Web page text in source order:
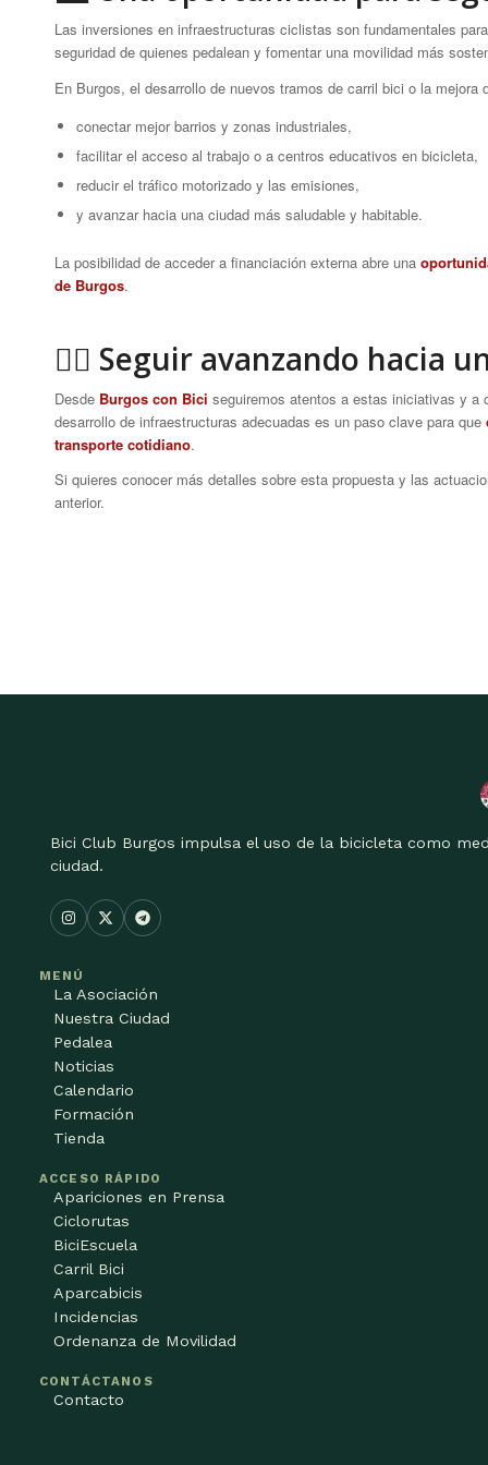
Las inversiones en infraestructuras ciclistas son fundamentales
seguridad de quienes pedalean y fomentar una movilidad más
En Burgos, el desarrollo de nuevos tramos de carril bici o la
conectar mejor barrios y zonas industriales,
facilitar el acceso al trabajo o a centros educativos en bicicleta,
reducir el tráfico motorizado y las emisiones,
y avanzar hacia una ciudad más saludable y habitable.
La posibilidad de acceder a financiación externa abre una
de Burgos.
🚴‍♀️ Seguir avanzando hacia
Desde Burgos con Bici seguiremos atentos a estas iniciativas y
desarrollo de infraestructuras adecuadas es un paso clave para que
transporte cotidiano.
Si quieres conocer más detalles sobre esta propuesta y las
anterior.
Bici Club Burgos impulsa el uso de la bicicleta como
ciudad.
MENÚ
La Asociación
Nuestra Ciudad
Pedalea
Noticias
Calendario
Formación
Tienda
ACCESO RÁPIDO
Apariciones en Prensa
Ciclorutas
BiciEscuela
Carril Bici
Aparcabicis
Incidencias
Ordenanza de Movilidad
CONTÁCTANOS
Contacto